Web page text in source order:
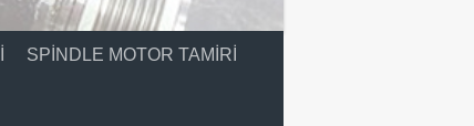
SPINDLE MOTOR TAMIRI